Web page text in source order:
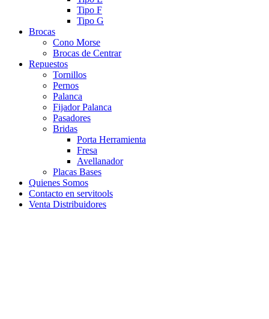
Tipo F
Tipo G
Brocas
Cono Morse
Brocas de Centrar
Repuestos
Tornillos
Pernos
Palanca
Fijador Palanca
Pasadores
Bridas
Porta Herramienta
Fresa
Avellanador
Placas Bases
Quienes Somos
Contacto en servitools
Venta Distribuidores